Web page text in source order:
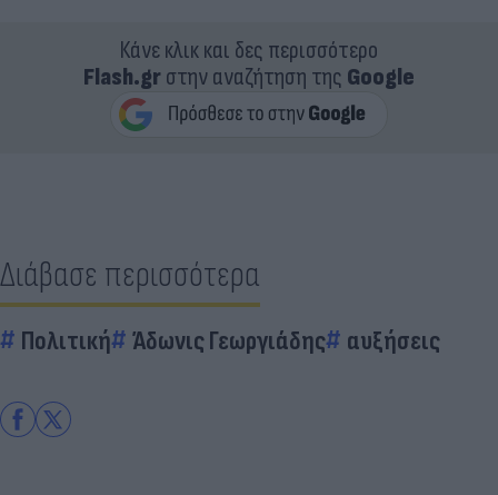
Κάνε κλικ και δες περισσότερο
Flash.grστην αναζήτηση της Google
Διάβασε περισσότερα
Πολιτική Άδωνις Γεωργιάδης αυξήσεις